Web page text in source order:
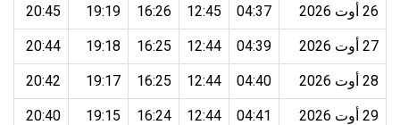
26 أوت 2026 04:37
12:45
16:26
19:19
20:45
27 أوت 2026 04:39
12:44
16:25
19:18
20:44
28 أوت 2026 04:40
12:44
16:25
19:17
20:42
29 أوت 2026 04:41
12:44
16:24
19:15
20:40